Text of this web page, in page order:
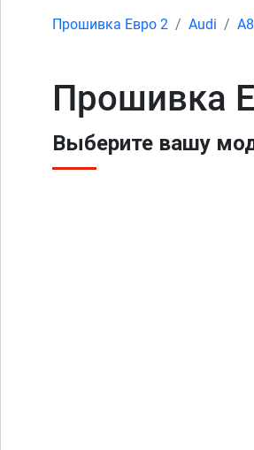
Прошивка Евро 2 Audi A8
Прошивка
Выберите вашу